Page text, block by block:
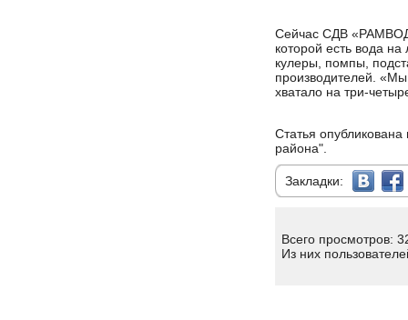
Сейчас СДВ
которой есть вода
кулеры, помпы,
производителей.
хватало на три-
Статья
района".
Закладки:
Всего просмотров:
Из них